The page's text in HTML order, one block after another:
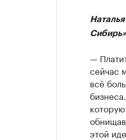
Сибирь»
—
сейчас
всё
этой